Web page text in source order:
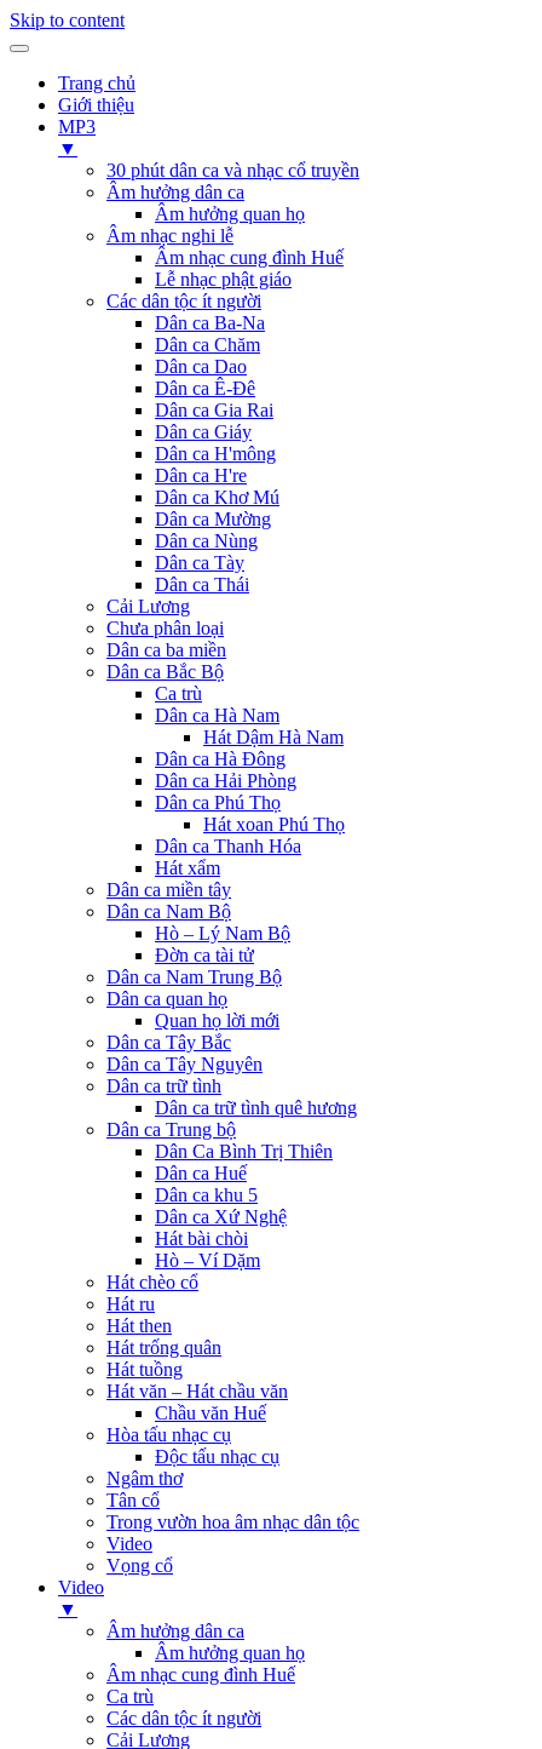
Skip to content
Trang chủ
Giới thiệu
MP3
▼
30 phút dân ca và nhạc cổ truyền
Âm hưởng dân ca
Âm hưởng quan họ
Âm nhạc nghi lễ
Âm nhạc cung đình Huế
Lễ nhạc phật giáo
Các dân tộc ít người
Dân ca Ba-Na
Dân ca Chăm
Dân ca Dao
Dân ca Ê-Đê
Dân ca Gia Rai
Dân ca Giáy
Dân ca H'mông
Dân ca H're
Dân ca Khơ Mú
Dân ca Mường
Dân ca Nùng
Dân ca Tày
Dân ca Thái
Cải Lương
Chưa phân loại
Dân ca ba miền
Dân ca Bắc Bộ
Ca trù
Dân ca Hà Nam
Hát Dậm Hà Nam
Dân ca Hà Đông
Dân ca Hải Phòng
Dân ca Phú Thọ
Hát xoan Phú Thọ
Dân ca Thanh Hóa
Hát xẩm
Dân ca miền tây
Dân ca Nam Bộ
Hò – Lý Nam Bộ
Đờn ca tài tử
Dân ca Nam Trung Bộ
Dân ca quan họ
Quan họ lời mới
Dân ca Tây Bắc
Dân ca Tây Nguyên
Dân ca trữ tình
Dân ca trữ tình quê hương
Dân ca Trung bộ
Dân Ca Bình Trị Thiên
Dân ca Huế
Dân ca khu 5
Dân ca Xứ Nghệ
Hát bài chòi
Hò – Ví Dặm
Hát chèo cổ
Hát ru
Hát then
Hát trống quân
Hát tuồng
Hát văn – Hát chầu văn
Chầu văn Huế
Hòa tấu nhạc cụ
Độc tấu nhạc cụ
Ngâm thơ
Tân cổ
Trong vườn hoa âm nhạc dân tộc
Video
Vọng cổ
Video
▼
Âm hưởng dân ca
Âm hưởng quan họ
Âm nhạc cung đình Huế
Ca trù
Các dân tộc ít người
Cải Lương